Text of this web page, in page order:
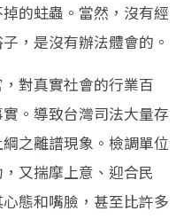
的蛀蟲。當然，沒有經
，是沒有辦法體會的。
對真實社會的行業百
。導致台灣司法大量存
之離譜現象。檢調單位
又揣摩上意、迎合民
態和嘴臉，甚至比許多